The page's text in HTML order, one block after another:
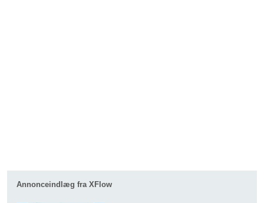
Annonceindlæg fra XFlow